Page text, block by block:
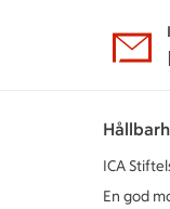
ICA
En god